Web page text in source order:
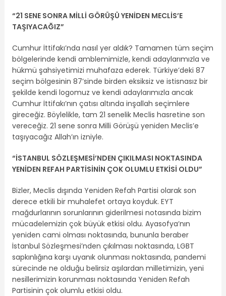
“21 SENE SONRA MİLLİ GÖRÜŞÜ YENİDEN MECLİS’E
TAŞIYACAĞIZ”
Cumhur İttifakı’nda nasıl yer aldık? Tamamen tüm seçim
bölgelerinde kendi amblemimizle, kendi adaylarımızla ve
hükmü şahsiyetimizi muhafaza ederek. Türkiye’deki 87
seçim bölgesinin 87’sinde birden eksiksiz ve istisnasız bir
şekilde kendi logomuz ve kendi adaylarımızla ancak
Cumhur İttifakı’nın çatısı altında inşallah seçimlere
gireceğiz. Böylelikle, tam 21 senelik Meclis hasretine son
vereceğiz. 21 sene sonra Milli Görüşü yeniden Meclis’e
taşıyacağız Allah’ın izniyle.
“İSTANBUL SÖZLEŞMESİ’NDEN ÇIKILMASI NOKTASINDA
YENİDEN REFAH PARTİSİNİN ÇOK OLUMLU ETKİSİ OLDU”
Bizler, Meclis dışında Yeniden Refah Partisi olarak son
derece etkili bir muhalefet ortaya koyduk. EYT
mağdurlarının sorunlarının giderilmesi notasında bizim
mücadelemizin çok büyük etkisi oldu. Ayasofya’nın
yeniden cami olması noktasında, bununla beraber
İstanbul Sözleşmesi’nden çıkılması noktasında, LGBT
sapkınlığına karşı uyanık olunması noktasında, pandemi
sürecinde ne olduğu belirsiz aşılardan milletimizin, yeni
nesillerimizin korunması noktasında Yeniden Refah
Partisinin çok olumlu etkisi oldu.